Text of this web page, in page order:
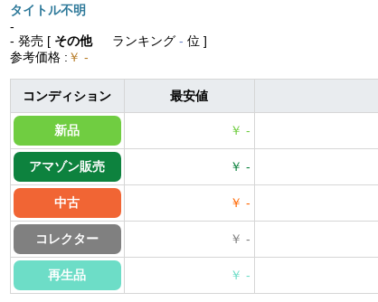
タイトル不明
-
- 発売 [ その他 ランキング - 位 ]
参考価格 : ￥ -
コンディション 最安値
新品 ￥ -
アマゾン販売 ￥ -
中古 ￥ -
コレクター ￥ -
再生品 ￥ -